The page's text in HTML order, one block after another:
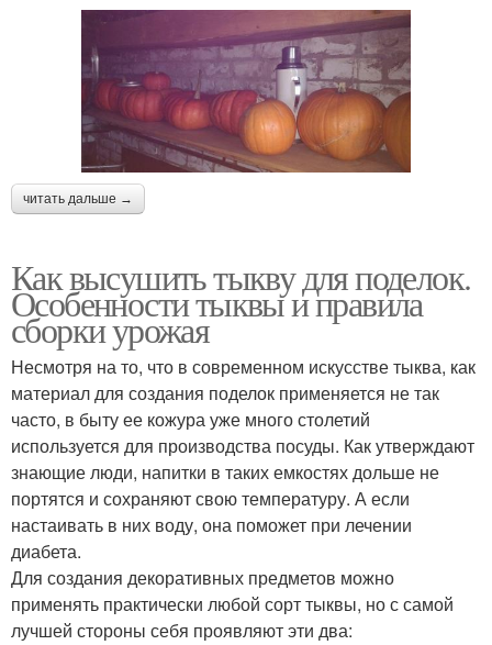
читать дальше →
Как высушить тыкву для поделок.
Особенности тыквы и правила
сборки урожая
Несмотря на то, что в современном искусстве тыква, как
материал для создания поделок применяется не так
часто, в быту ее кожура уже много столетий
используется для производства посуды. Как утверждают
знающие люди, напитки в таких емкостях дольше не
портятся и сохраняют свою температуру. А если
настаивать в них воду, она поможет при лечении
диабета.
Для создания декоративных предметов можно
применять практически любой сорт тыквы, но с самой
лучшей стороны себя проявляют эти два: